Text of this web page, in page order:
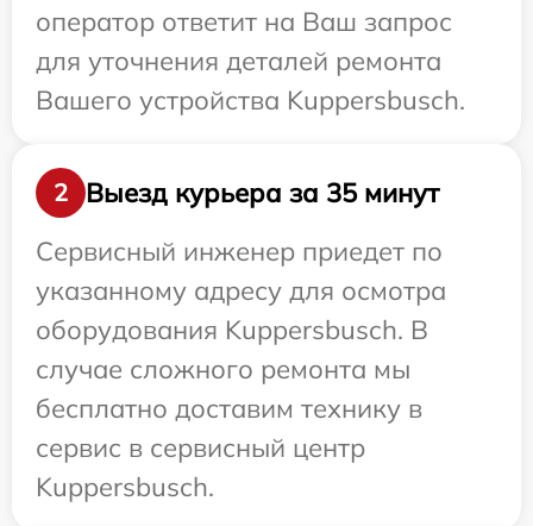
оператор ответит на Ваш запрос
для уточнения деталей ремонта
Вашего устройства Kuppersbusch.
2
Выезд курьера за 35 минут
Сервисный инженер приедет по
указанному адресу для осмотра
оборудования Kuppersbusch. В
случае сложного ремонта мы
бесплатно доставим технику в
сервис в сервисный центр
Kuppersbusch.